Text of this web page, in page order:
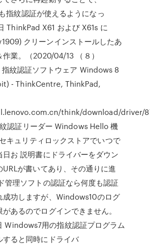
指紋認証が使えるようになっ
ThinkPad X61 および X61s に
クリーンインストールしたあ
作業。（2020/04/13 （８）
紋認証ソフトウェア Windows 8
- ThinkCentre, ThinkPad,
think/download/driver/
認証リーダー Windows Hello 機
キュリティロックストアでいつで
日お 説明書にドライバーをダウン
URLが書いてあり、その通りに進
管理ソフトの認証なら何度も認証
成功しますが、Windows10のログ
あるのでログインできません。
Windows7用の指紋認証プログラム
すると同時にドライバ